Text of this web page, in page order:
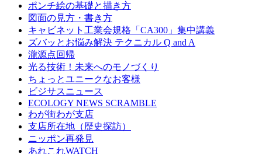
ポンチ絵の基礎と描き方
図面の見方・書き方
キャビネット工業会規格「CA300」集中講義
ズバッとお悩み解決 テクニカル Q and A
瀧源点回帰
光る技術！未来へのモノづくり
ちょっとユニークなお客様
ビジサスニュース
ECOLOGY NEWS SCRAMBLE
わが街わが支店
支店所在地（歴史探訪）
ニッポン再発見
あれこれWATCH